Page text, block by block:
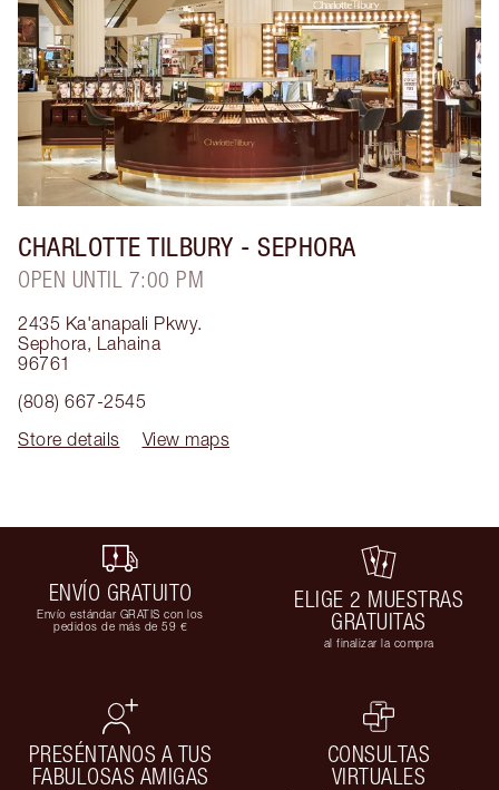
CHARLOTTE TILBURY - SEPHORA
OPEN UNTIL 7:00 PM
2435 Ka'anapali Pkwy.
Sephora, Lahaina
96761
(808) 667-2545
Store details
View maps
ENVÍO GRATUITO
Envío estándar GRATIS con los
pedidos de más de 59 €
ELIGE 2 MUESTRAS
GRATUITAS
al finalizar la compra
PRESÉNTANOS A TUS
FABULOSAS AMIGAS
CONSULTAS
VIRTUALES